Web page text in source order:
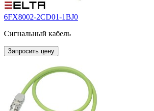
6FX8002-2CD01-1BJ0
Сигнальный кабель
Запросить цену